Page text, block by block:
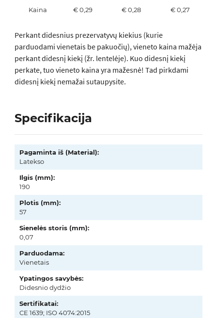
Kaina € 0,29 € 0,28 € 0,27
Perkant didesnius prezervatyvų kiekius (kurie
parduodami vienetais be pakuočių), vieneto kaina mažėja
perkant didesnį kiekį (žr. lentelėje). Kuo didesnį kiekį
perkate, tuo vieneto kaina yra mažesnė! Tad pirkdami
didesnį kiekį nemažai sutaupysite.
Specifikacija
Pagaminta iš (Material):
Latekso
Ilgis (mm):
190
Plotis (mm):
57
Sienelės storis (mm):
0,07
Parduodama:
Vienetais
Ypatingos savybės:
Didesnio dydžio
Sertifikatai:
CE 1639; ISO 4074:2015